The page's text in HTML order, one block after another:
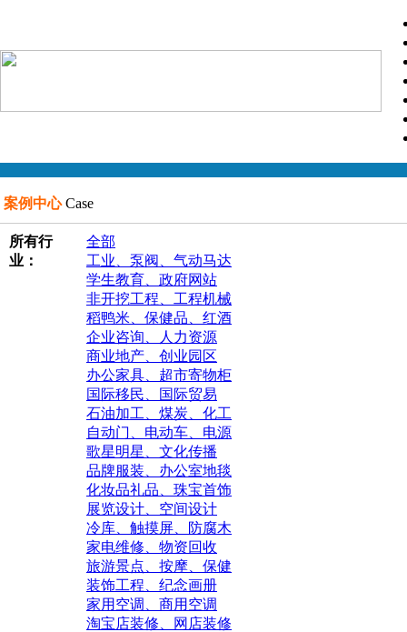
案例中心Case
所有行
业：
全部
工业、泵阀、气动马达
学生教育、政府网站
非开挖工程、工程机械
稻鸭米、保健品、红酒
企业咨询、人力资源
商业地产、创业园区
办公家具、超市寄物柜
国际移民、国际贸易
石油加工、煤炭、化工
自动门、电动车、电源
歌星明星、文化传播
品牌服装、办公室地毯
化妆品礼品、珠宝首饰
展览设计、空间设计
冷库、触摸屏、防腐木
家电维修、物资回收
旅游景点、按摩、保健
装饰工程、纪念画册
家用空调、商用空调
淘宝店装修、网店装修